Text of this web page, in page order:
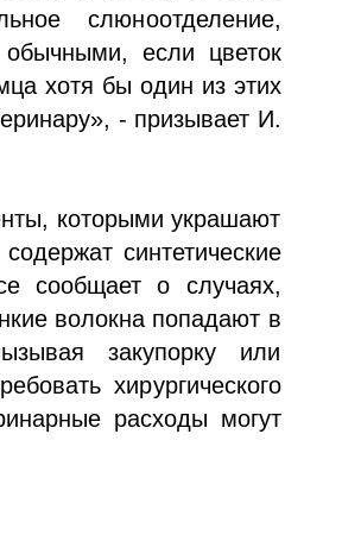
слюноотделение,
если цветок
хотя бы один из этих
- призывает И.
которыми украшают
синтетические
сообщает о случаях,
волокна попадают в
закупорку или
хирургического
расходы могут